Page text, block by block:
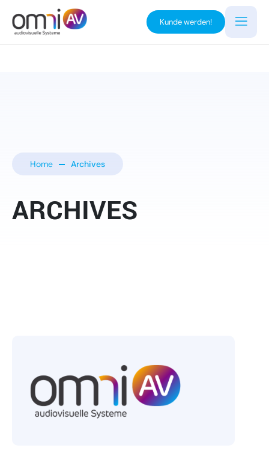
Kunde werden!
Home Archives
ARCHIVES